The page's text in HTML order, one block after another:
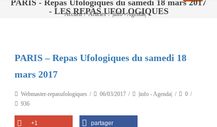
PARIS - Repas Ufologiques du samedi 18 mars 2017
- LES REPAS UFOLOGIQUES
Accueil / Articles / |info - Agenda| /
PARIS – Repas Ufologiques du samedi 18
mars 2017
Webmaster-repasufologiques 06/03/2017 |info - Agenda|
0
936
+1 partager